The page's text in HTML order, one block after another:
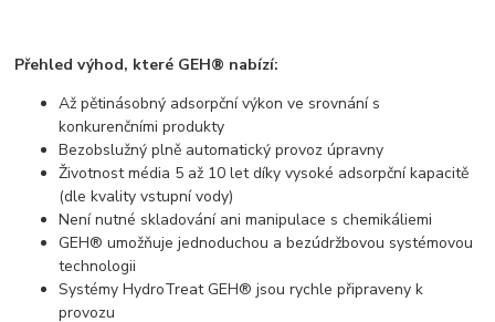
Přehled výhod, které GEH® nabízí:
Až pětinásobný adsorpční výkon ve srovnání s
konkurenčními produkty
Bezobslužný plně automatický provoz úpravny
Životnost média 5 až 10 let díky vysoké adsorpční kapacitě
(dle kvality vstupní vody)
Není nutné skladování ani manipulace s chemikáliemi
GEH® umožňuje jednoduchou a bezúdržbovou systémovou
technologii
Systémy HydroTreat GEH® jsou rychle připraveny k
provozu